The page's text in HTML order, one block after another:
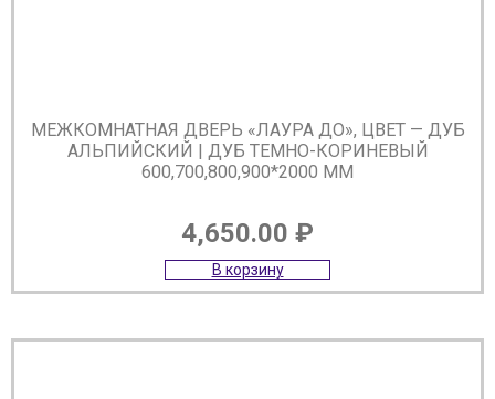
МЕЖКОМНАТНАЯ ДВЕРЬ «ЛАУРА ДО», ЦВЕТ — ДУБ
АЛЬПИЙСКИЙ | ДУБ ТЕМНО-КОРИНЕВЫЙ
600,700,800,900*2000 ММ
4,650.00 ₽
В корзину